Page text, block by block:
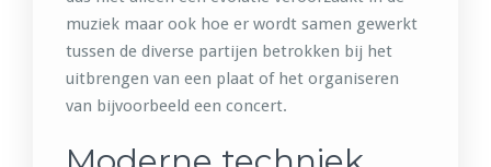
muziek maar ook hoe er wordt samen gewerkt
tussen de diverse partijen betrokken bij het
uitbrengen van een plaat of het organiseren
van bijvoorbeeld een concert.